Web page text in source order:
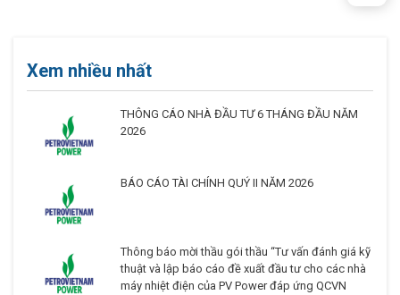
Xem nhiều nhất
THÔNG CÁO NHÀ ĐẦU TƯ 6 THÁNG ĐẦU NĂM
2026
BÁO CÁO TÀI CHÍNH QUÝ II NĂM 2026
Thông báo mời thầu gói thầu “Tư vấn đánh giá kỹ
thuật và lập báo cáo đề xuất đầu tư cho các nhà
máy nhiệt điện của PV Power đáp ứng QCVN